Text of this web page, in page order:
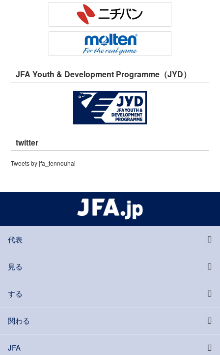
JFA Youth & Development Programme（JYD）
twitter
Tweets by jfa_tennouhai
代表
見る
する
関わる
JFA